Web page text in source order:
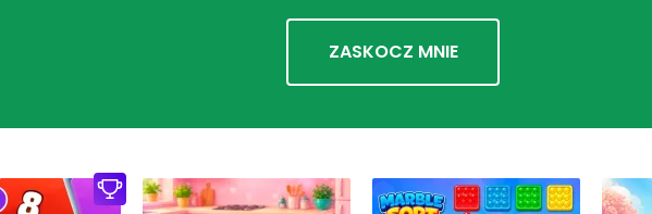
ZASKOCZ MNIE